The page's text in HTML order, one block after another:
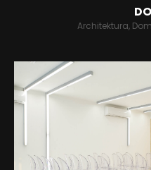
Architektura,